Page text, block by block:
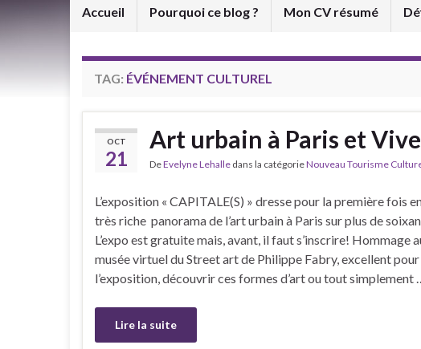
Accueil Pourquoi ce blog ? Mon CV résumé
TAG: ÉVÉNEMENT CULTUREL
OCT
21
Art urbain à Paris et
DeEvelyne Lehalle dans la catégorieNouveau Tourisme
L’exposition « CAPITALE(S) » dresse pour la première fois
très riche panorama de l’art urbain à Paris sur plus de
L’expo est gratuite mais, avant, il faut s’inscrire! Hommage
musée virtuel du Street art de Philippe Fabry, excellent
l’exposition, découvrir ces formes d’art ou tout simplement
Lire la suite